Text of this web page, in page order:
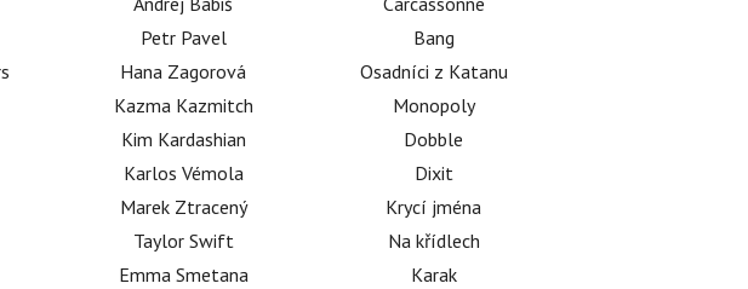
Petr Pavel
Hana Zagorová
Kazma Kazmitch
Kim Kardashian
Karlos Vémola
Marek Ztracený
Taylor Swift
Emma Smetana
Bang
Osadníci z Katanu
Monopoly
Dobble
Dixit
Krycí jména
Na křídlech
Karak